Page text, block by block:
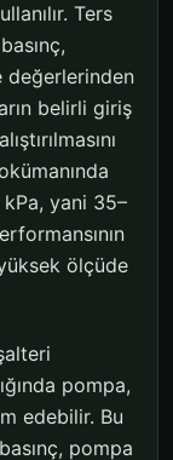
Ters
değerlerinden
belirli giriş
kPa, yani 35–
ölçüde
pompa,
edebilir. Bu
pompa